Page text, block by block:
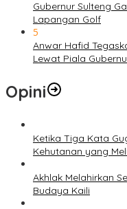
Gubernur Sulteng
Lapangan Golf
5
Anwar Hafid
Lewat Piala
Opini
Ketika Tiga Kata
Kehutanan yang
Akhlak Melahirkan
Budaya Kaili